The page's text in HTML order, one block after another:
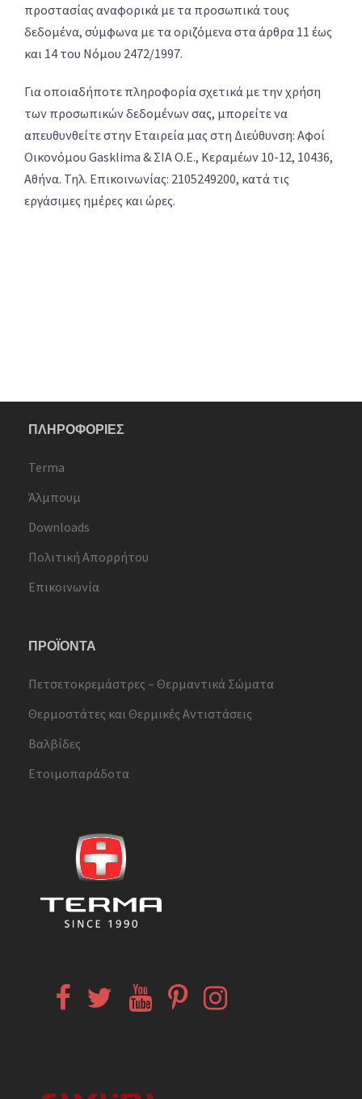
προστασίας αναφορικά με τα προσωπικά τους
δεδομένα, σύμφωνα με τα οριζόμενα στα άρθρα 11 έως
και 14 του Νόμου 2472/1997.
Για οποιαδήποτε πληροφορία σχετικά με την χρήση
των προσωπικών δεδομένων σας, μπορείτε να
απευθυνθείτε στην Εταιρεία μας στη Διεύθυνση: Αφοί
Οικονόμου Gasklima & ΣΙΑ Ο.Ε., Κεραμέων 10-12, 10436,
Αθήνα. Τηλ. Επικοινωνίας: 2105249200, κατά τις
εργάσιμες ημέρες και ώρες.
ΠΛΗΡΟΦΟΡΙΕΣ
Terma
Άλμπουμ
Downloads
Πολιτική Απορρήτου
Επικοινωνία
ΠΡΟΪΟΝΤΑ
Πετσετοκρεμάστρες – Θερμαντικά Σώματα
Θερμοστάτες και Θερμικές Αντιστάσεις
Βαλβίδες
Ετοιμοπαράδοτα
FacebookTwitter YouTubePinterestInstagram